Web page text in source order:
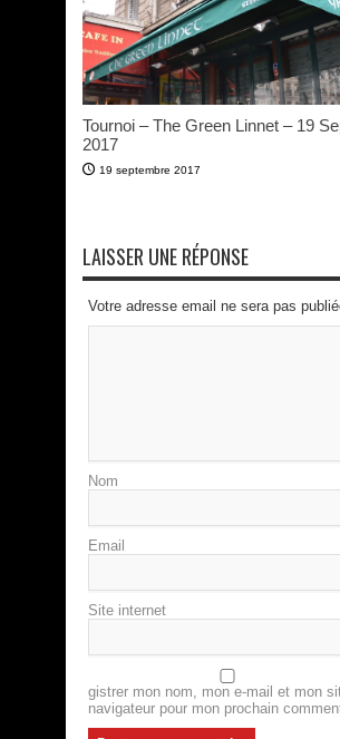
Tournoi – The Green Linnet – 19
2017
19 septembre 2017
LAISSER UNE RÉPONSE
Votre adresse email ne sera pas
Nom
Email
Site internet
gistrer mon nom, mon e-mail et mon
navigateur pour mon prochain